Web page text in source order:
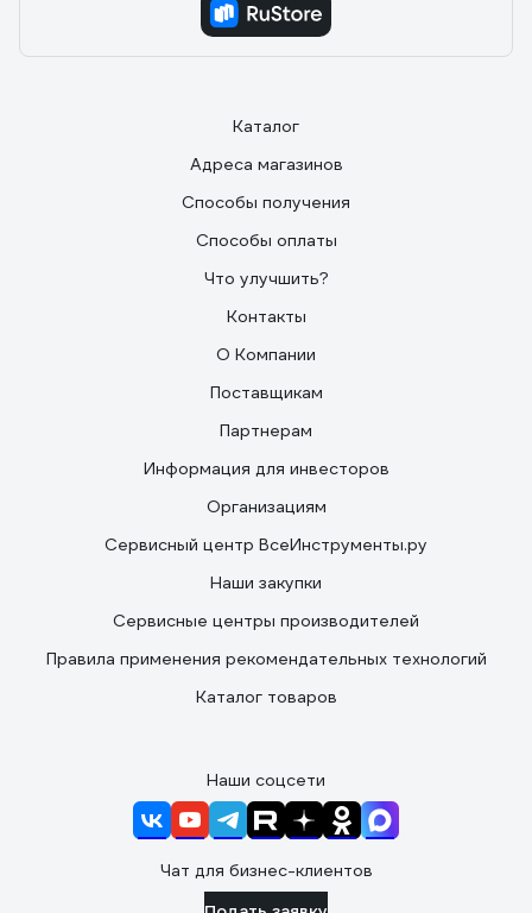
Каталог
Адреса магазинов
Способы получения
Способы оплаты
Что улучшить?
Контакты
О Компании
Поставщикам
Партнерам
Информация для инвесторов
Организациям
Сервисный центр ВсеИнструменты.ру
Наши закупки
Сервисные центры производителей
Правила применения рекомендательных технологий
Каталог товаров
Наши соцсети
Чат для бизнес-клиентов